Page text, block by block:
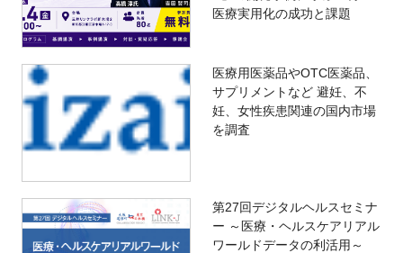
医療実用化の成功と課題
医療用医薬品やOTC医薬品、
サプリメントなど 避妊、不
妊、女性疾患関連の国内市場
を調査
第27回デジタルヘルスセミナ
ー ～医療・ヘルスケアリアル
ワールドデータの利活用～